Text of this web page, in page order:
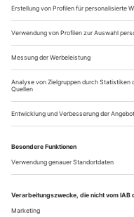
Planungschaos, Geldnot
die Wiedereröffnung des
verschoben werden. Nun
Dreieinhalb Jahre ist
schon dicht. Seit am 1.
Colón das Licht ausging
des maroden Hauses in
Architekten,
Bild. Immer wieder
güldenen Ornamenten,...